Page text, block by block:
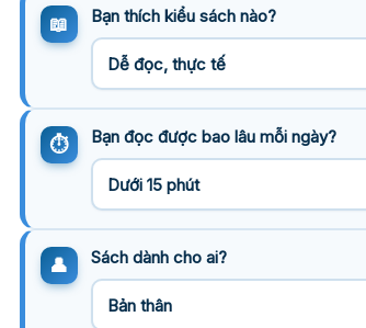
Bạn thích kiểu sách nào?
Bạn đọc được bao lâu mỗi ngày?
Sách dành cho ai?